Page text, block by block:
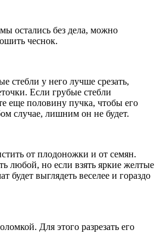
остались без дела, можно
чеснок.
стебли у него лучше срезать,
Если грубые стебли
еще половину пучка, чтобы его
случае, лишним он не будет.
от плодоножки и от семян.
любой, но если взять яркие желтые
будет выглядеть веселее и гораздо
Для этого разрезать его